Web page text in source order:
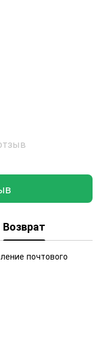
Возврат
почтового